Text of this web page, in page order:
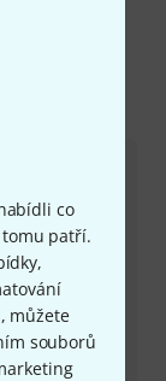
co
tomu patří.
můžete
souborů